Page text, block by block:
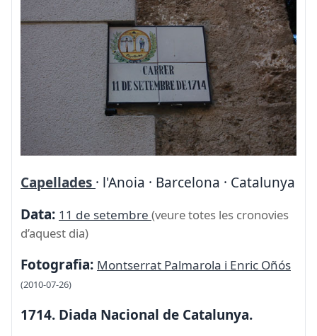
Capellades · l'Anoia · Barcelona · Catalunya
Data: 11 de setembre (veure totes les cronovies
d’aquest dia)
Fotografia: Montserrat Palmarola i Enric Oñós
(2010-07-26)
1714. Diada Nacional de Catalunya.